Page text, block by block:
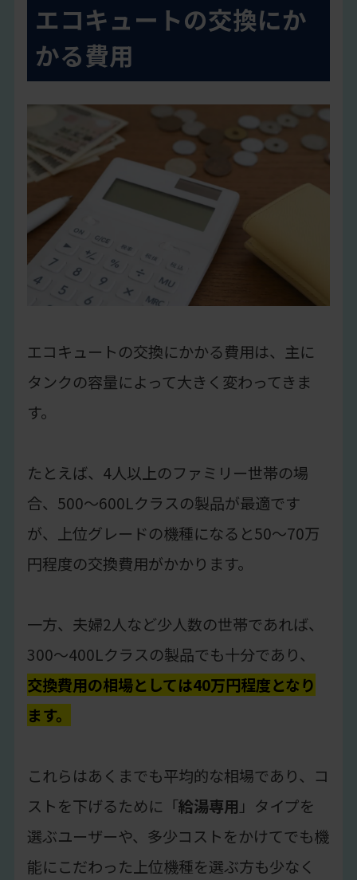
エコキュートの交換にか
かる費用
エコキュートの交換にかかる費用は、主に
タンクの容量によって大きく変わってきま
す。
たとえば、4人以上のファミリー世帯の場
合、500〜600Lクラスの製品が最適です
が、上位グレードの機種になると50〜70万
円程度の交換費用がかかります。
一方、夫婦2人など少人数の世帯であれば、
300〜400Lクラスの製品でも十分であり、
交換費用の相場としては40万円程度となり
ます。
これらはあくまでも平均的な相場であり、コ
ストを下げるために「給湯専用 」タイプを
選ぶユーザーや、多少コストをかけてでも機
能にこだわった上位機種を選ぶ方も少なく